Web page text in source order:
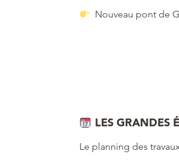
Nouveau pont de
LES GRANDES
Le planning des